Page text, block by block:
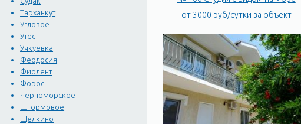
Тарханкут
Угловое
Утес
Учкуевка
Феодосия
Фиолент
Форос
Черноморское
Штормовое
Щелкино
от 3000 руб/сутки за объект